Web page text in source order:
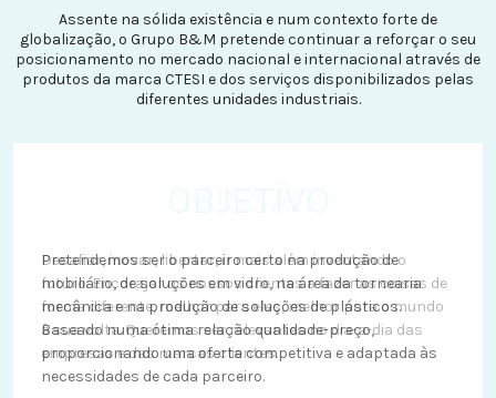
Assente na sólida existência e num contexto forte de
globalização, o Grupo B&M pretende continuar a reforçar o seu
posicionamento no mercado nacional e internacional através de
produtos da marca CTESI e dos serviços disponibilizados pelas
diferentes unidades industriais.
Pretendemos conquistar novos mercados com a oferta
de recursos para a produção de mobiliário, de soluções
em vidro, na área da tornearia mecânica e na produção de
soluções de plásticos com espírito e caracter corajoso,
conquistador e inovador. Enfrentamos o futuro como um
enorme desafio.
Desafiar, inovar, libertar, ir mais além inventando o
futuro. Encorajar os nossos clientes a fazer as coisas de
forma diferente, melhor para eles, melhor para o mundo
à sua volta. Queremos ser relevantes no dia-a-dia das
empresas e das marcas clientes.
Pretendemos ser o parceiro certo na produção de
mobiliário, de soluções em vidro, na área da tornearia
mecânica e na produção de soluções de plásticos.
Baseado numa ótima relação qualidade-preço,
proporcionando uma oferta competitiva e adaptada às
necessidades de cada parceiro.